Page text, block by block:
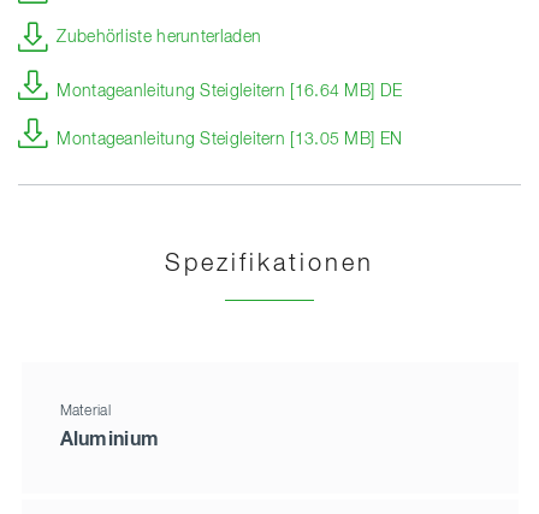
Zubehörliste herunterladen
Montageanleitung Steigleitern [16.64 MB] DE
Montageanleitung Steigleitern [13.05 MB] EN
Spezifikationen
Material
Aluminium